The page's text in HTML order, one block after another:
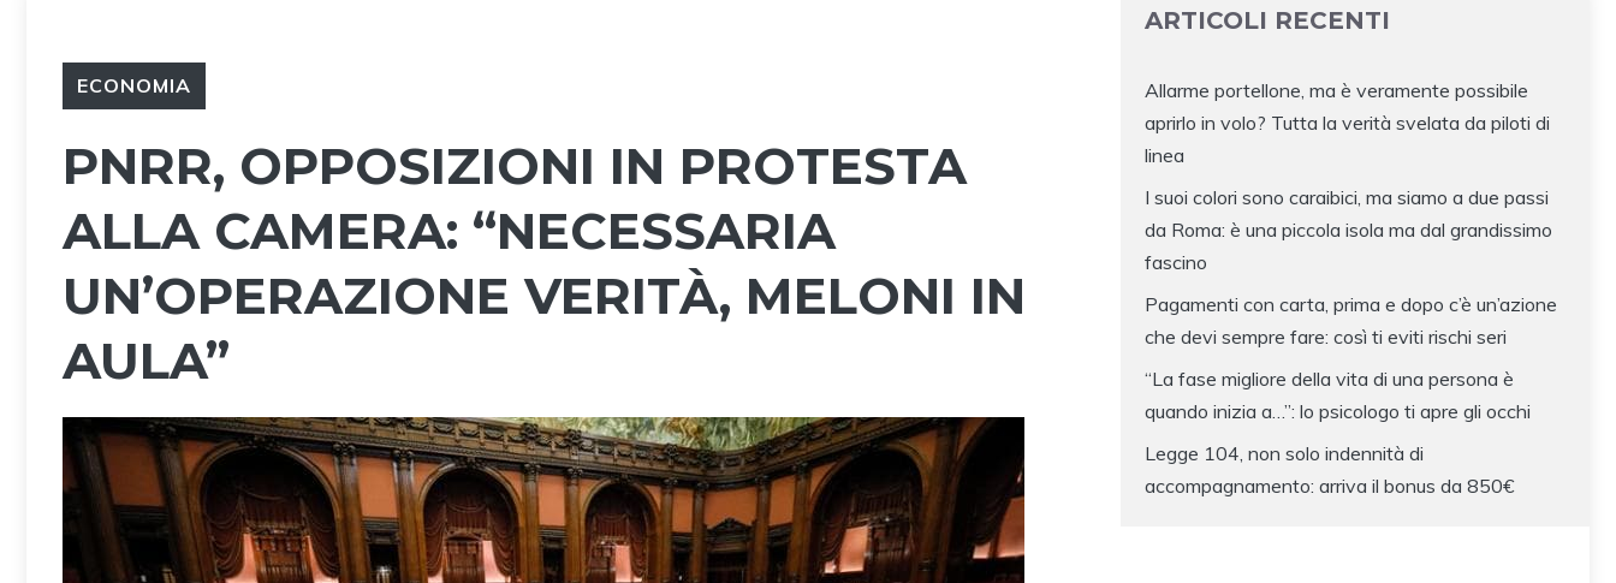
ECONOMIA
PNRR, OPPOSIZIONI IN PROTESTA
ALLA CAMERA: “NECESSARIA
UN’OPERAZIONE VERITÀ, MELONI IN
AULA”
ARTICOLI RECENTI
Allarme portellone, ma è veramente possibile
aprirlo in volo? Tutta la verità svelata da piloti di
linea
I suoi colori sono caraibici, ma siamo a due passi
da Roma: è una piccola isola ma dal grandissimo
fascino
Pagamenti con carta, prima e dopo c’è un’azione
che devi sempre fare: così ti eviti rischi seri
“La fase migliore della vita di una persona è
quando inizia a…”: lo psicologo ti apre gli occhi
Legge 104, non solo indennità di
accompagnamento: arriva il bonus da 850€